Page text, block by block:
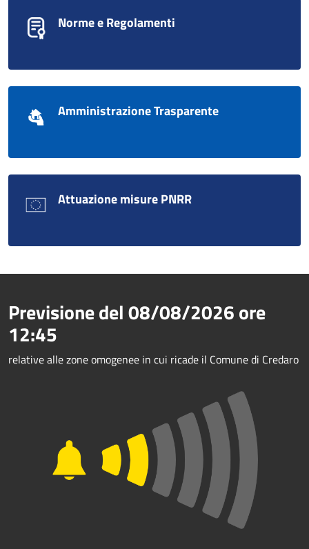
Norme e Regolamenti
Amministrazione Trasparente
Attuazione misure PNRR
Previsione del08/08/2026ore
12:45
relative alle zone omogenee in cui ricade il Comune di Credaro